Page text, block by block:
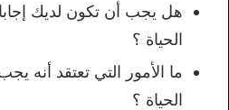
هل يجب أن تكون لديك
الحياة ؟
ما الأمور التي تعتقد أنه
الحياة ؟